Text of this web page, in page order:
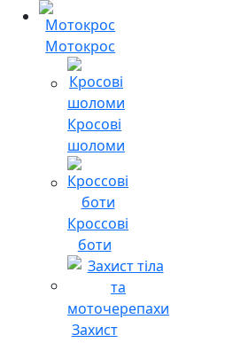
Мотокрос
Кросові
шоломи
Кроссові
боти
Захист